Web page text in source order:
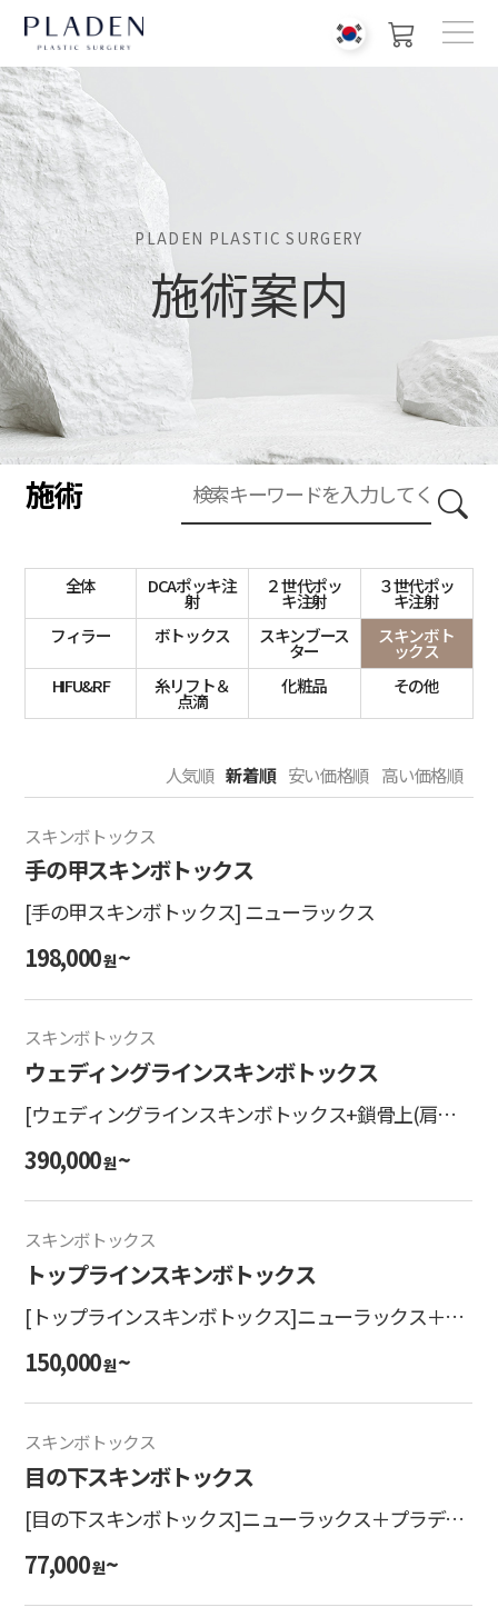
PLADEN PLASTIC SURGERY
施術案内
施術
全体 DCAポッキ注
射
２世代ポッ
キ注射
３世代ポッ
キ注射
フィラー
ボトックス スキンブース
ター
スキンボト
ックス
HIFU&RF
糸リフト＆
点滴
化粧品 その他
人気順 新着順 安い価格順 高い価格順
スキンボトックス
手の甲スキンボトックス
[手の甲スキンボトックス] ニューラックス
198,000원~
スキンボトックス
ウェディングラインスキンボトックス
[ウェディングラインスキンボトックス+鎖骨上(肩ボ
390,000원~
スキンボトックス
トップラインスキンボトックス
[トップラインスキンボトックス]ニューラックス＋プ
150,000원~
スキンボトックス
目の下スキンボトックス
[目の下スキンボトックス]ニューラックス＋プラデン
77,000원~